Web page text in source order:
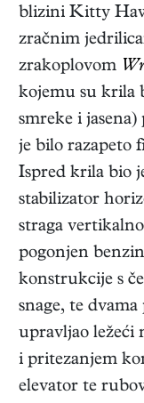
blizini Kitty
zračnim
zrakoplovom
kojemu su krila
smreke i
je bilo razapeto
Ispred krila bio
stabilizator
straga
pogonjen
konstrukcije s
snage, te
upravljao ležeći
i pritezanjem
elevator te